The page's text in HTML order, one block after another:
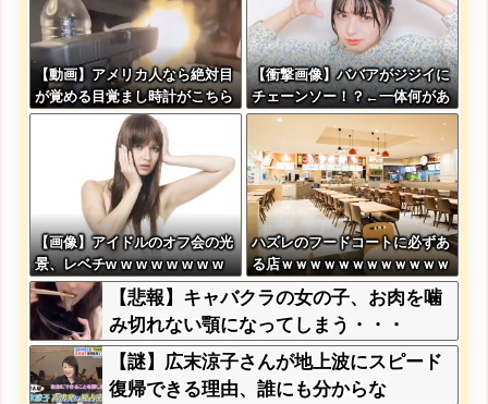
【動画】アメリカ人なら絶対目
が覚める目覚まし時計がこちら
ｗｗｗｗｗ
【衝撃画像】ババアがジジイに
チェーンソー！？←一体何があ
ったんやコレw w w w w w w
【画像】アイドルのオフ会の光
景、レベチw w w w w w w w
w w w
ハズレのフードコートに必ずあ
る店ｗｗｗｗｗｗｗｗｗｗｗｗ
【悲報】キャバクラの女の子、お肉を噛
み切れない顎になってしまう・・・
【謎】広末涼子さんが地上波にスピード
復帰できる理由、誰にも分からな